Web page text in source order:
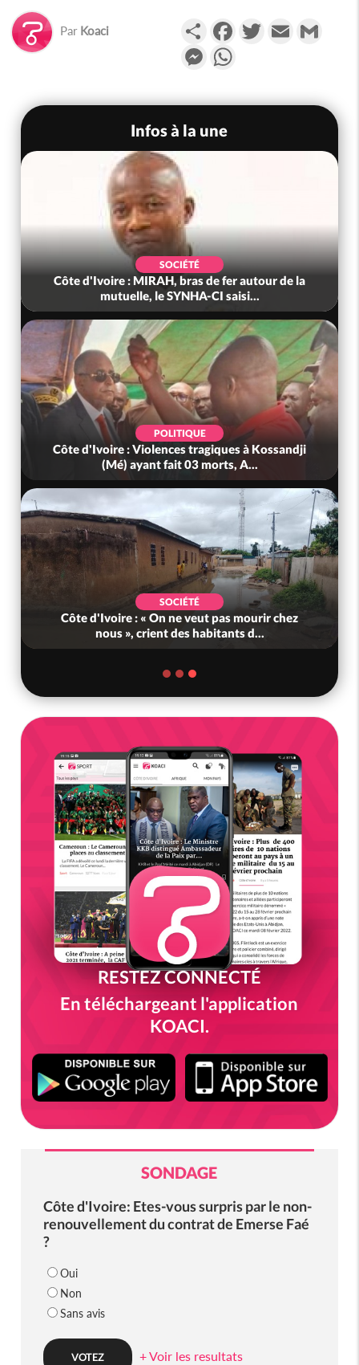
Par Koaci PartagerFacebookTwitterEmail
Messenger
Infos à la une
SOCIÉTÉ
Côte d'Ivoire : MIRAH, bras de fer autour de la
mutuelle, le SYNHA-CI saisi...
POLITIQUE
Côte d'Ivoire : Violences tragiques à Kossandji
(Mé) ayant fait 03 morts, A...
SOCIÉTÉ
Côte d'Ivoire : « On ne veut pas mourir chez
nous », crient des habitants d...
RESTEZ CONNECTÉ
En téléchargeant l'application
KOACI.
SONDAGE
Côte d'Ivoire: Etes-vous surpris par le non-
renouvellement du contrat de Emerse Faé
?
Oui
Non
Sans avis
+ Voir les resultats